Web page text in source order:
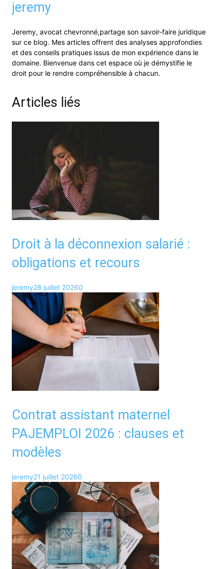
jeremy
Jeremy, avocat chevronné,partage son savoir-faire juridique
sur ce blog. Mes articles offrent des analyses approfondies
et des conseils pratiques issus de mon expérience dans le
domaine. Bienvenue dans cet espace où je démystifie le
droit pour le rendre compréhensible à chacun.
Articles liés
Droit à la déconnexion salarié :
obligations et recours
jeremy28 juillet 20260
Contrat assistant maternel
PAJEMPLOI 2026 : clauses et
modèles
jeremy21 juillet 20260